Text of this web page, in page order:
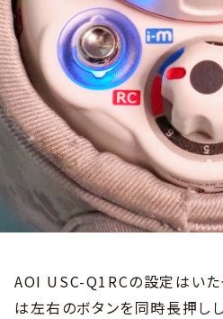
AOI USC-Q1RCの設定はいた
は左右のボタンを同時長押し